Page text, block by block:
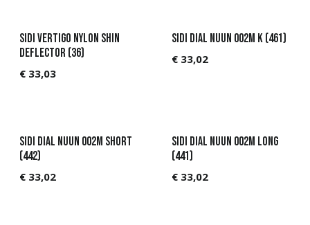
Sidi Vertigo Nylon Shin
Deflector (36)
€ 33,03
Sidi DIAL NUUN 002M K (461)
€ 33,02
Sidi DIAL NUUN 002M Short
(442)
€ 33,02
Sidi DIAL NUUN 002M LONG
(441)
€ 33,02